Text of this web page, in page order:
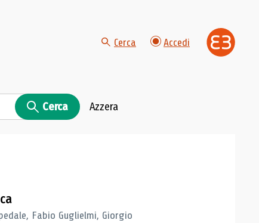
Cerca Accedi
Cerca Azzera
Fabio Guglielmi, Giorgio